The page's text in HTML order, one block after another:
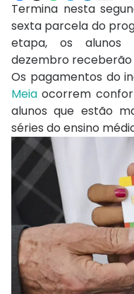
Termina nesta
sexta parcela do
etapa, os alunos
dezembro receberão
Os pagamentos do
Meiaocorrem
alunos que estão
séries do ensino